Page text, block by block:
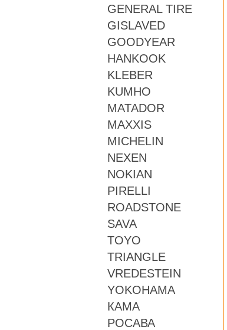
GENERAL TIRE
GISLAVED
GOODYEAR
HANKOOK
KLEBER
KUMHO
MATADOR
MAXXIS
MICHELIN
NEXEN
NOKIAN
PIRELLI
ROADSTONE
SAVA
TOYO
TRIANGLE
VREDESTEIN
YOKOHAMA
КАМА
РОСАВА